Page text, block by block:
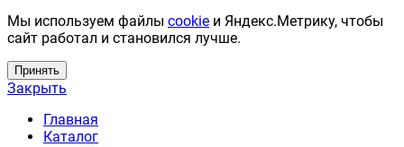
Мы используем файлы cookie и Яндекс.Метрику, чтобы
сайт работал и становился лучше.
Принять
Закрыть
Главная
Каталог